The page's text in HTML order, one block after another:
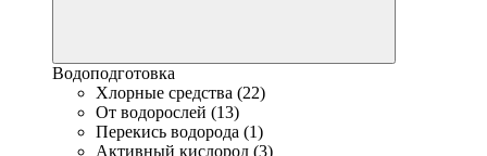
Водоподготовка
Хлорные средства (22)
От водорослей (13)
Перекись водорода (1)
Активный кислород (3)